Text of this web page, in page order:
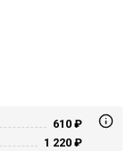
610 ₽
1 220 ₽